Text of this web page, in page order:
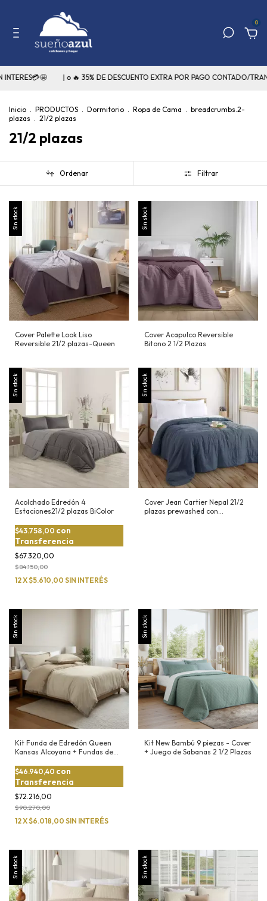
0
| o 🔥 35% DE DESCUENTO EXTRA POR PAGO CONTADO/
Inicio . PRODUCTOS . Dormitorio . Ropa de Cama . breadcrumbs.2-
plazas . 21/2 plazas
21/2 plazas
Ordenar Filtrar
Sin stock
Cover Palette Look Liso
Reversible 21/2 plazas-Queen
Sin stock
Cover Acapulco Reversible
Bitono 2 1/2 Plazas
Sin stock
Acolchado Edredón 4
Estaciones21/2 plazas BiColor
$67.320,00
$84.150,00
$43.758,00 con
Transferencia
12X$5.610,00 SIN INTERÉS
Sin stock
Cover Jean Cartier Nepal 21/2
plazas prewashed con
Sin stock
Kit Funda de Edredón Queen
Kansas Alcoyana + Fundas de
$72.216,00
$90.270,00
$46.940,40 con
Transferencia
12X$6.018,00 SIN INTERÉS
Sin stock
Kit New Bambú 9 piezas - Cover
+ Juego de Sabanas 2 1/2 Plazas
Sin stock Sin stock